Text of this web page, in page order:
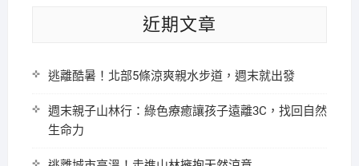
近期文章
逃離酷暑！北部5條涼爽親水步道，週末就出發
週末親子山林行：綠色療癒讓孩子遠離3C，找回自然
生命力